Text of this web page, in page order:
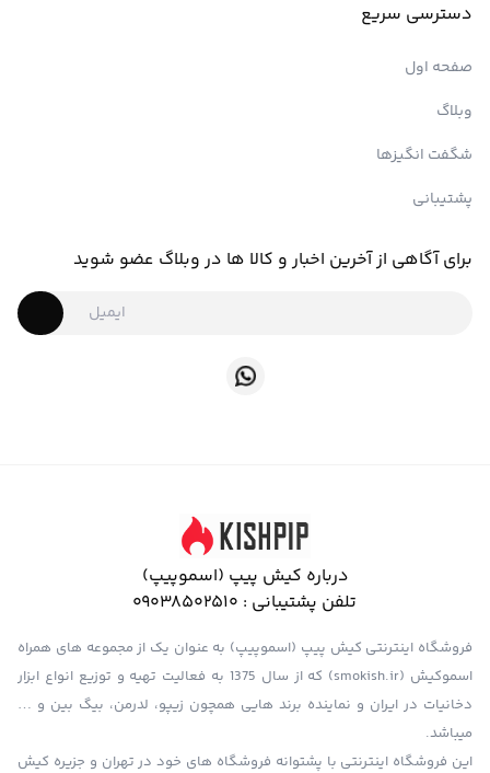
دسترسی سریع
صفحه اول
وبلاگ
شگفت انگیزها
پشتیبانی
برای آگاهی از آخرین اخبار و کالا ها در وبلاگ عضو شوید
درباره کیش پیپ (اسموپیپ)
تلفن پشتیبانی : 09038502510
فروشگاه اینترنتی کیش پیپ (اسموپیپ) به عنوان یک از مجموعه های همراه
اسموکیش (smokish.ir) که از سال 1375 به فعالیت تهیه و توزیع انواع ابزار
دخانیات در ایران و نماینده برند هایی همچون زیپو، لدرمن، بیگ بین و …
میباشد.
این فروشگاه اینترنتی با پشتوانه فروشگاه های خود در تهران و جزیره کیش